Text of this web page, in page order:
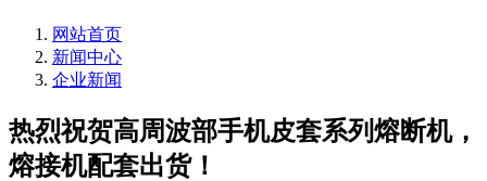
网站首页
新闻中心
企业新闻
热烈祝贺高周波部手机皮套系列熔断机，
熔接机配套出货！